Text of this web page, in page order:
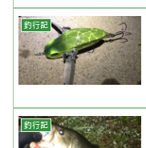
釣行記
釣行記